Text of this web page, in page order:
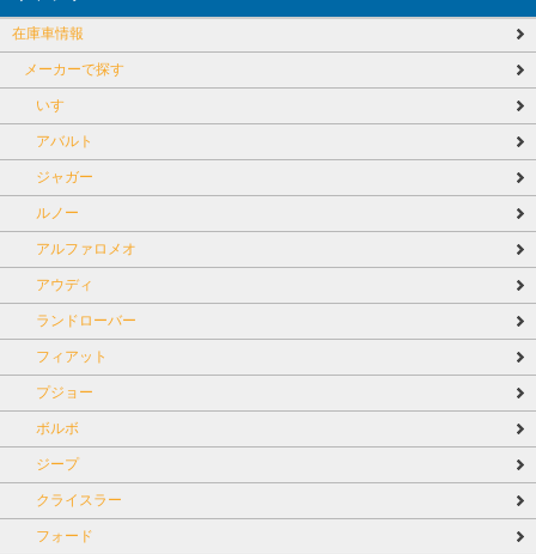
在庫車情報
メーカーで探す
いすゞ
アバルト
ジャガー
ルノー
アルファロメオ
アウディ
ランドローバー
フィアット
プジョー
ボルボ
ジープ
クライスラー
フォード